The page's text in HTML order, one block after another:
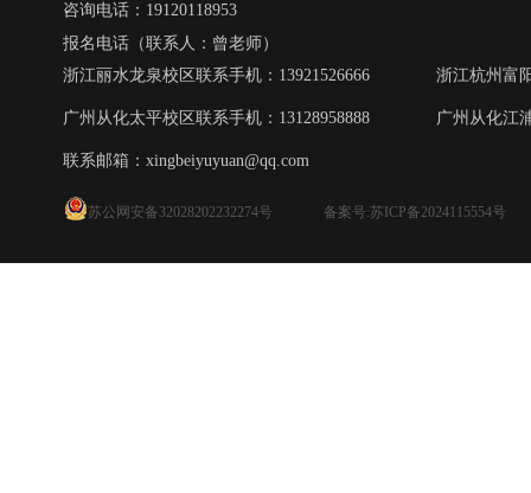
苏公网安备32028202232274号
咨询电话：19120118953
报名电话（联系人：曾老师）
浙江丽水龙泉校区联系手机：13921526666 浙江杭州富
广州从化太平校区联系手机：13128958888 广州从化江
联系邮箱： xingbeiyuyuan@qq.com
备案号:苏ICP备2024115554号